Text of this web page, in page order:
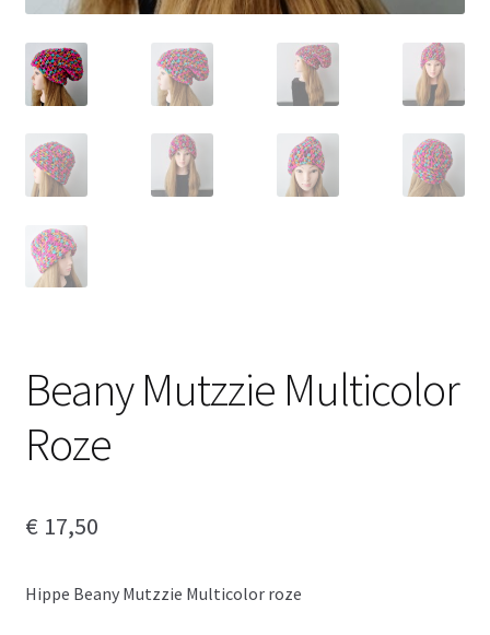
Beany Mutzzie Multicolor
Roze
€ 17,50
Hippe Beany Mutzzie Multicolor roze